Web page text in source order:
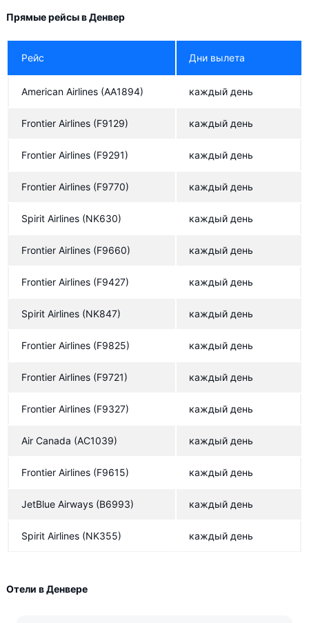
Прямые рейсы в Денвер
Рейс Дни вылета
American Airlines (AA1894) каждый день
Frontier Airlines (F9129) каждый день
Frontier Airlines (F9291) каждый день
Frontier Airlines (F9770) каждый день
Spirit Airlines (NK630) каждый день
Frontier Airlines (F9660) каждый день
Frontier Airlines (F9427) каждый день
Spirit Airlines (NK847) каждый день
Frontier Airlines (F9825) каждый день
Frontier Airlines (F9721) каждый день
Frontier Airlines (F9327) каждый день
Air Canada (AC1039) каждый день
Frontier Airlines (F9615) каждый день
JetBlue Airways (B6993) каждый день
Spirit Airlines (NK355) каждый день
Отели в Денвере